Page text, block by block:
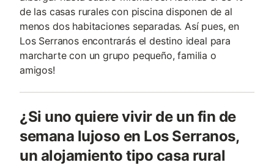
de las casas rurales con piscina disponen de al
menos dos habitaciones separadas. Así pues, en
Los Serranos encontrarás el destino ideal para
marcharte con un grupo pequeño, familia o
amigos!
¿Si uno quiere vivir de un fin de
semana lujoso en Los Serranos,
un alojamiento tipo casa rural